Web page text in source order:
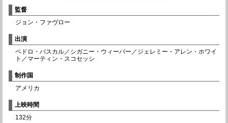
監督
ジョン・ファヴロー
出演
ペドロ・パスカル／シガニー・ウィーバー／ジェレミー・アレン・ホワイ
ト／マーティン・スコセッシ
制作国
アメリカ
上映時間
132分